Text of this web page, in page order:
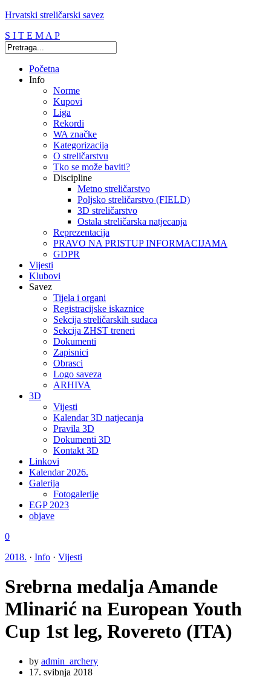
Hrvatski streličarski savez
S I T E M A P
Početna
Info
Norme
Kupovi
Liga
Rekordi
WA značke
Kategorizacija
O streličarstvu
Tko se može baviti?
Discipline
Metno streličarstvo
Poljsko streličarstvo (FIELD)
3D streličarstvo
Ostala streličarska natjecanja
Reprezentacija
PRAVO NA PRISTUP INFORMACIJAMA
GDPR
Vijesti
Klubovi
Savez
Tijela i organi
Registracijske iskaznice
Sekcija streličarskih sudaca
Sekcija ZHST treneri
Dokumenti
Zapisnici
Obrasci
Logo saveza
ARHIVA
3D
Vijesti
Kalendar 3D natjecanja
Pravila 3D
Dokumenti 3D
Kontakt 3D
Linkovi
Kalendar 2026.
Galerija
Fotogalerije
EGP 2023
objave
0
2018. · Info · Vijesti
Srebrna medalja Amande
Mlinarić na European Youth
Cup 1st leg, Rovereto (ITA)
by admin_archery
17. svibnja 2018